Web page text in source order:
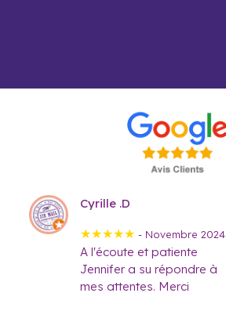
Cyrille .D
★★★★★ - Novembre 2024
A l'écoute et patiente
Jennifer a su répondre à
mes attentes. Merci